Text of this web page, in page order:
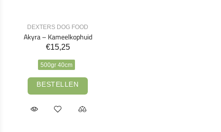
DEXTERS DOG FOOD
Akyra – Kameelkophuid
€15,25
500gr 40cm
BESTELLEN